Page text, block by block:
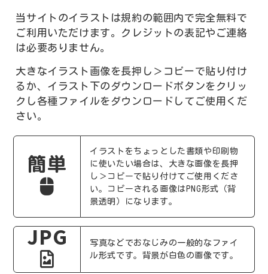
当サイトのイラストは規約の範囲内で完全無料で
ご利用いただけます。クレジットの表記やご連絡
は必要ありません。
大きなイラスト画像を長押し＞コピーで貼り付け
るか、イラスト下のダウンロードボタンをクリッ
クし各種ファイルをダウンロードしてご使用くだ
さい。
簡単
イラストをちょっとした書類や印刷物
に使いたい場合は、大きな画像を長押
し＞コピーで貼り付けてご使用くださ
い。コピーされる画像はPNG形式（背
景透明）になります。
JPG
写真などでおなじみの一般的なファイ
ル形式です。背景が白色の画像です。